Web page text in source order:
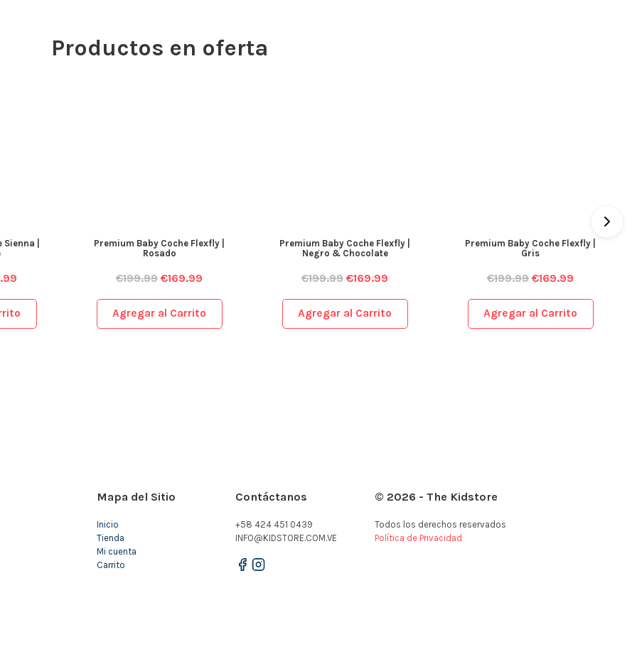
Productos en oferta
|
Premium Baby Coche Flexfly |
Rosado
€199.99 €169.99
Agregar al Carrito
Premium Baby Coche Flexfly |
Negro & Chocolate
€199.99 €169.99
Agregar al Carrito
Premium Baby Coche Flexfly |
Gris
€199.99 €169.99
Agregar al Carrito
Mapa del Sitio
Inicio
Tienda
Mi cuenta
Carrito
Contáctanos
+58 424 451 0439
INFO@KIDSTORE.COM.VE
© 2026 - The Kidstore
Todos los derechos reservados
Política de Privacidad